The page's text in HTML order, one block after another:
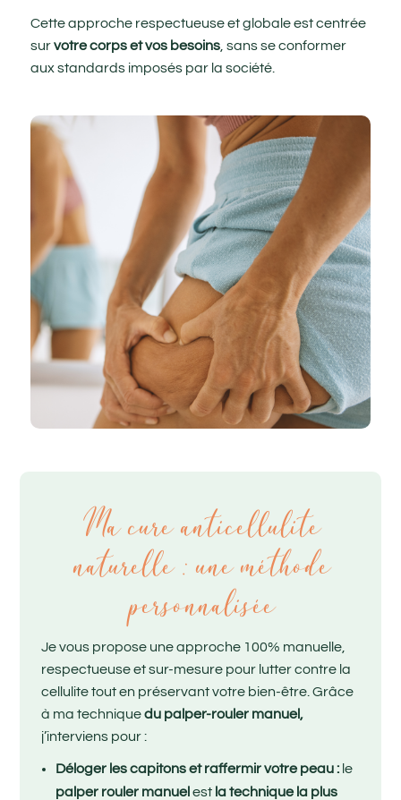
Cette approche respectueuse et globale est centrée
survotre corps et vos besoins, sans se conformer
aux standards imposés par la société.
Ma cure anticellulite
naturelle : une méthode
personnalisée
Je vous propose une approche 100% manuelle,
respectueuse et sur-mesure pour lutter contre la
cellulite tout en préservant votre bien-être. Grâce
à ma techniquedu palper-rouler manuel,
j’interviens pour :
Déloger les capitons et raffermir votre peau : le
palper rouler manuelest la technique la plus